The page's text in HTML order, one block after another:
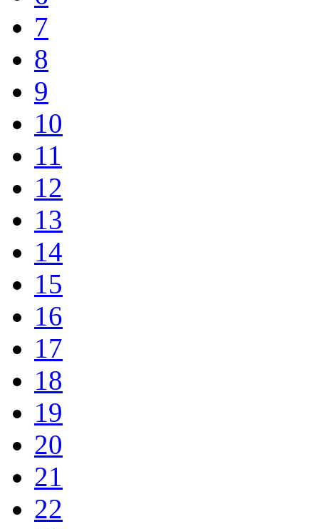
7
8
9
10
11
12
13
14
15
16
17
18
19
20
21
22